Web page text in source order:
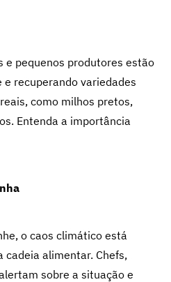
e pequenos produtores estão
recuperando variedades
como milhos pretos,
Entenda a importância
o caos climático está
cadeia alimentar. Chefs,
sobre a situação e